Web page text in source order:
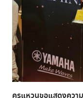
ครูแหวนขอแสดงควา